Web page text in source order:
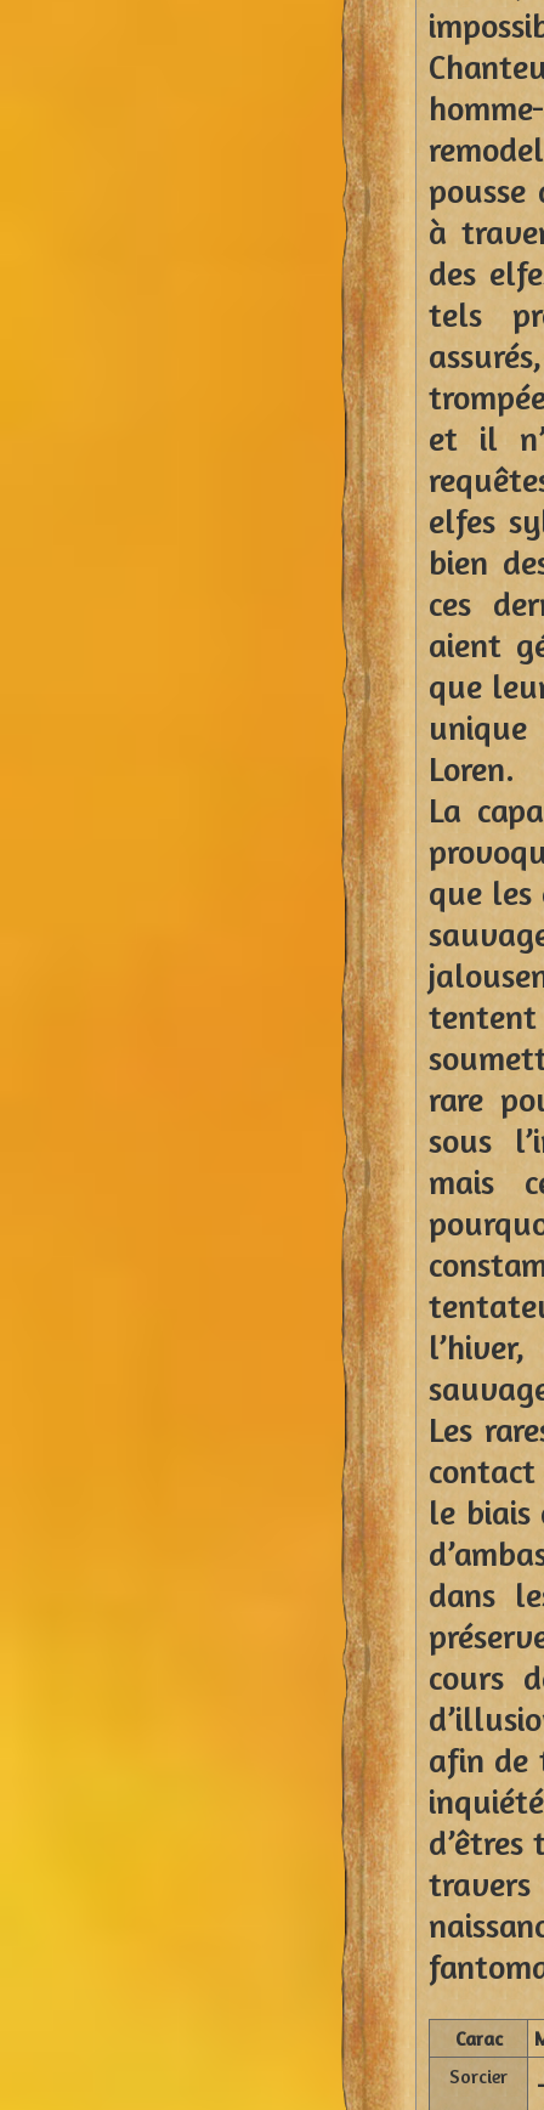
pousse
à
des
tels
et il
elfes
bien
ces
aient
que
Loren.
La
que les
rare
sous
mais
Les
le biais
dans
cours
afin de
Carac
Sorcier